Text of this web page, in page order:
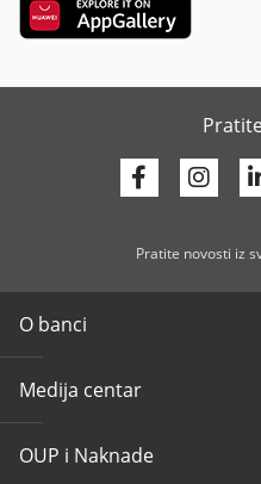
Facebook
Pratite novosti iz
O banci
Medija centar
OUP i Naknade